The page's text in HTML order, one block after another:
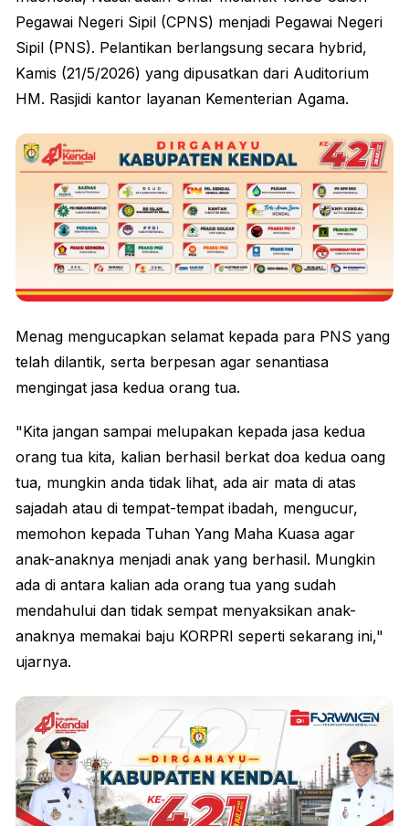
Pegawai Negeri Sipil (CPNS) menjadi Pegawai Negeri
Sipil (PNS). Pelantikan berlangsung secara hybrid,
Kamis (21/5/2026) yang dipusatkan dari Auditorium
HM. Rasjidi kantor layanan Kementerian Agama.
Menag mengucapkan selamat kepada para PNS yang
telah dilantik, serta berpesan agar senantiasa
mengingat jasa kedua orang tua.
"Kita jangan sampai melupakan kepada jasa kedua
orang tua kita, kalian berhasil berkat doa kedua oang
tua, mungkin anda tidak lihat, ada air mata di atas
sajadah atau di tempat-tempat ibadah, mengucur,
memohon kepada Tuhan Yang Maha Kuasa agar
anak-anaknya menjadi anak yang berhasil. Mungkin
ada di antara kalian ada orang tua yang sudah
mendahului dan tidak sempat menyaksikan anak-
anaknya memakai baju KORPRI seperti sekarang ini,"
ujarnya.